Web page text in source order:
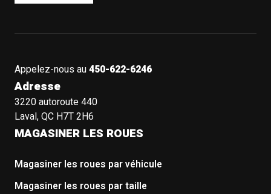
Appelez-nous au450-622-6246
Adresse
3220 autoroute 440
Laval, QC H7T 2H6
MAGASINER LES ROUES
Magasiner les roues par véhicule
Magasiner les roues par taille